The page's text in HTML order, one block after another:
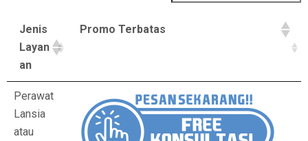
Jenis
Layan
an
Promo Terbatas
Perawat
Lansia
atau